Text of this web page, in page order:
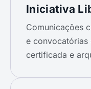
Iniciativa
Comunicações
e convocatórias
certificada e